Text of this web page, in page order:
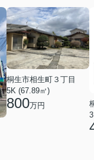
桐生市相生町３丁目
5K (67.89㎡)
800万円